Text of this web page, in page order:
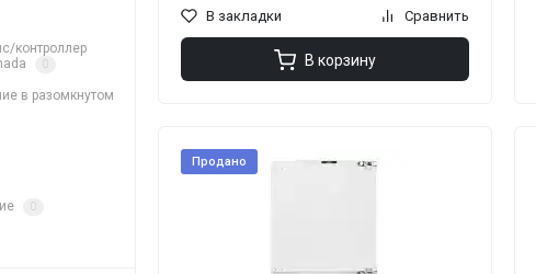
контроллер
0
в разомкнутом
0
В закладки Сравнить
В корзину
Продано